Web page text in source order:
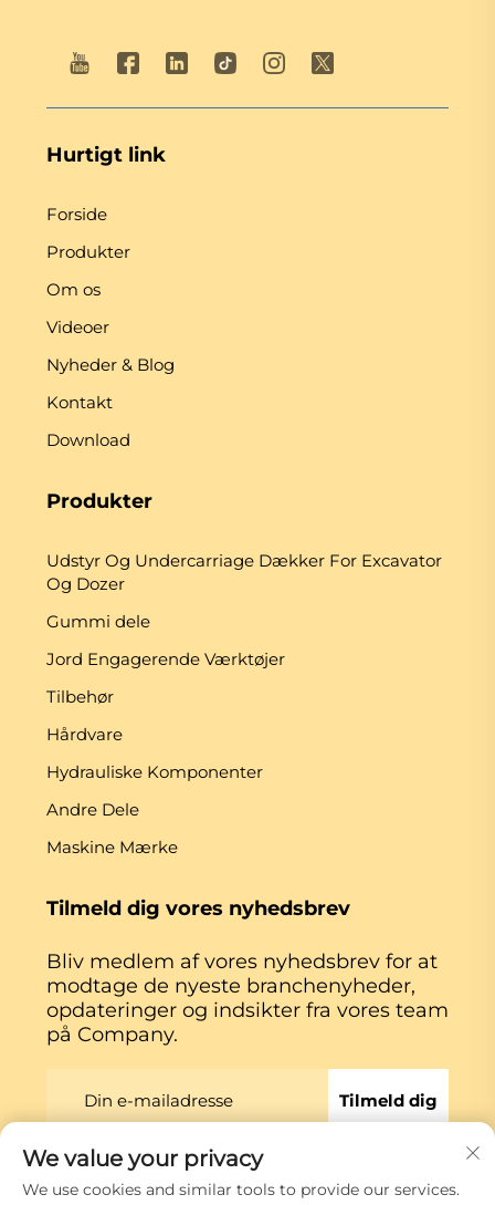
Hurtigt link
Forside
Produkter
Om os
Videoer
Nyheder & Blog
Kontakt
Download
Produkter
Udstyr Og Undercarriage Dækker For Excavator
Og Dozer
Gummi dele
Jord Engagerende Værktøjer
Tilbehør
Hårdvare
Hydrauliske Komponenter
Andre Dele
Maskine Mærke
Tilmeld dig vores nyhedsbrev
Bliv medlem af vores nyhedsbrev for at
modtage de nyeste branchenyheder,
opdateringer og indsikter fra vores team
på Company.
Tilmeld dig
Copyright © Xiamen Globe Machine Co.,ltd.
We value your privacy
We use cookies and similar tools to provide our services.